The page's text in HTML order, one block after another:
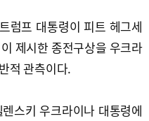
럼프 대통령이 피트 헤그세
제시한 종전구상을 우크라
적 관측이다.
스키 우크라이나 대통령에